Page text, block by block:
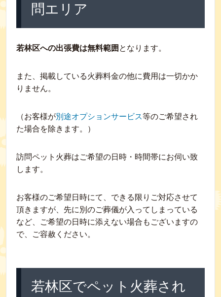
問エリア
若林区への出張費は無料範囲 となります。
また、掲載している火葬料金の他に費用は一切かか
りません。
（お客様が別途オプションサービス等のご希望され
た場合を除きます。）
訪問ペット火葬はご希望の日時・時間帯にお伺い致
します。
お客様のご希望日時にて、できる限りご対応させて
頂きますが、先に別のご葬儀が入ってしまっている
など、ご希望の日時に添えない場合もございますの
で、ご容赦ください。
若林区でペット火葬され